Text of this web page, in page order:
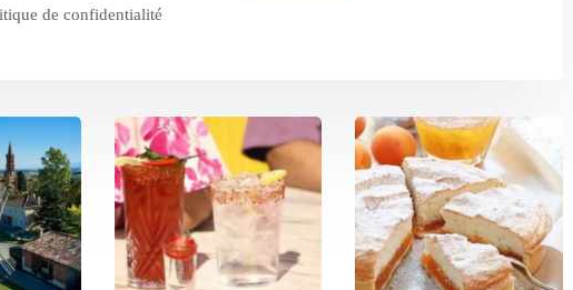
de confidentialité